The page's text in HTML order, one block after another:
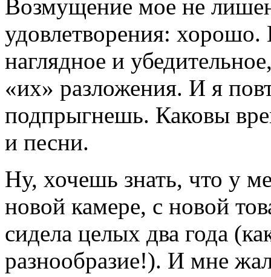
Возмущение мое не
удовлетворения: хорошо.
наглядное и
«их» разложения. И я
подпрыгнешь. Каковы
и песни.
Ну, хочешь знать, что у
новой камере, с новой
сидела целых два года
разнообразие!). И мне